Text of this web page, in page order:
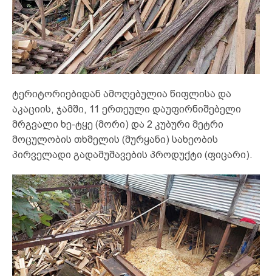
ტერიტორიებიდან ამოღებულია წიფლისა და
აკაციის, ჯამში, 11 ერთეული დაუფირნიშებელი
მრგვალი ხე-ტყე (მორი) და 2 კუბური მეტრი
მოცულობის თხმელის (მურყანი) სახეობის
პირველადი გადამუშავების პროდუქტი (ფიცარი).